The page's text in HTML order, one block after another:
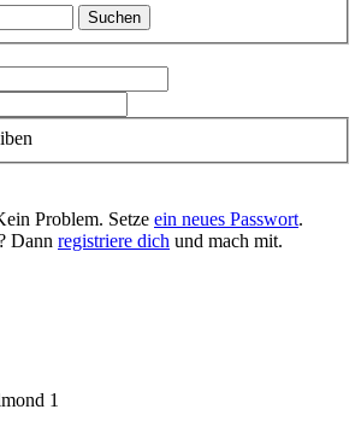
Suchen
Problem. Setze ein neues Passwort.
Dann registriere dich und mach mit.